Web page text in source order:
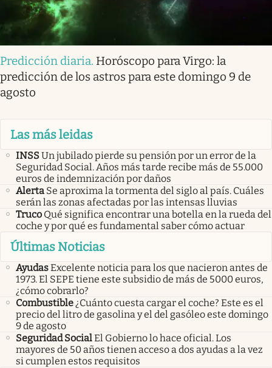
Predicción diaria. Horóscopo para Virgo: la
predicción de los astros para este domingo 9 de
agosto
Las más leidas
INSSUn jubilado pierde su pensión por un error de la
Seguridad Social. Años más tarde recibe más de 55.000
euros de indemnización por daños
Alerta Se aproxima la tormenta del siglo al país. Cuáles
serán las zonas afectadas por las intensas lluvias
Truco Qué significa encontrar una botella en la rueda del
coche y por qué es fundamental saber cómo actuar
Últimas Noticias
AyudasExcelente noticia para los que nacieron antes de
1973. El SEPE tiene este subsidio de más de 5000 euros,
¿cómo cobrarlo?
Combustible¿Cuánto cuesta cargar el coche? Este es el
precio del litro de gasolina y el del gasóleo este domingo
9 de agosto
Seguridad SocialEl Gobierno lo hace oficial. Los
mayores de 50 años tienen acceso a dos ayudas a la vez
si cumplen estos requisitos